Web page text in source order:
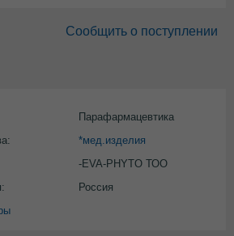
Сообщить о поступлении
Парафармацевтика
*мед.изделия
-EVA-PHYTO ТОО
Россия